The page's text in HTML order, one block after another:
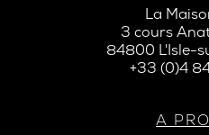
La
3 cours
84800 L'Isle-
+33 (0)4
A